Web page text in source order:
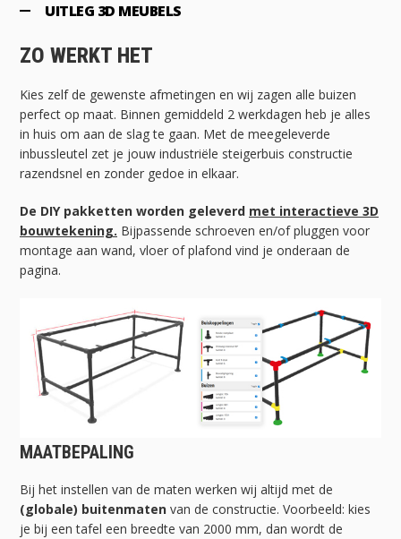
UITLEG 3D MEUBELS
ZO WERKT HET
Kies zelf de gewenste afmetingen en wij zagen alle buizen
perfect op maat. Binnen gemiddeld 2 werkdagen heb je alles
in huis om aan de slag te gaan. Met de meegeleverde
inbussleutel zet je jouw industriële steigerbuis constructie
razendsnel en zonder gedoe in elkaar.
De DIY pakketten worden geleverd met interactieve 3D
bouwtekening. Bijpassende schroeven en/of pluggen voor
montage aan wand, vloer of plafond vind je onderaan de
pagina.
MAATBEPALING
Bij het instellen van de maten werken wij altijd met de
(globale) buitenmaten van de constructie. Voorbeeld: kies
je bij een tafel een breedte van 2000 mm, dan wordt de